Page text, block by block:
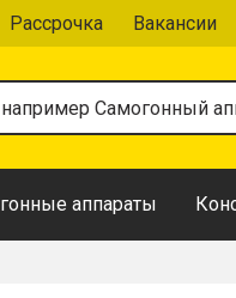
Рассрочка Вакансии
аппараты